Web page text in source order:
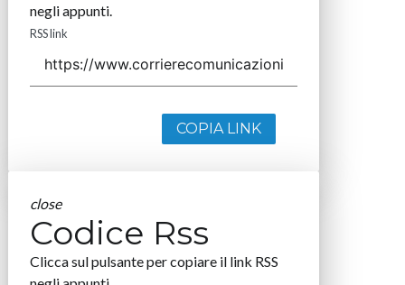
negli appunti.
RSS link
COPIA LINK
close
Codice Rss
Clicca sul pulsante per copiare il link RSS